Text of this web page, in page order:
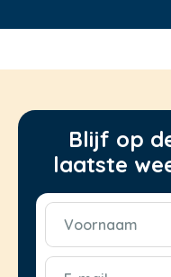
Blijf op
laatste
Voornaam
(Vereist)
E-